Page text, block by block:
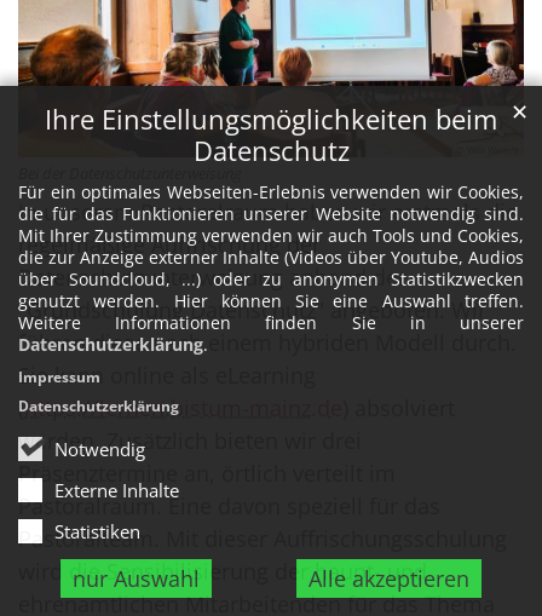
Ihre Einstellungsmöglichkeiten beim
Datenschutz
Für ein optimales Webseiten-Erlebnis verwenden wir Cookies,
die für das Funktionieren unserer Website notwendig sind.
Mit Ihrer Zustimmung verwenden wir auch Tools und Cookies,
die zur Anzeige externer Inhalte (Videos über Youtube, Audios
über Soundcloud, ...) oder zu anonymen Statistikzwecken
genutzt werden. Hier können Sie eine Auswahl treffen.
Weitere Informationen finden Sie in unserer
Datenschutzerklärung.
Notwendig
Externe Inhalte
Statistiken
nur Auswahl Alle akzeptieren
✕
Impressum
Datenschutzerklärung
In unserem Pastoralraum haben wir erstmals die
regelmäßige Auffrischung der
Datenschutzunterweisung anhand der
"Grundschulung Datenschutz" angeboten. Wir
führen diese nach einem hybriden Modell durch.
Sie kann online als eLearning
(https://lernen.bistum-mainz.de
werden. Zusätzlich bieten wir drei
Präsenztermine an, örtlich verteilt im
Pastoralraum. Eine davon speziell für das
Pastoralteam. Mit dieser Auffrischungsschulung
wird die Sensibilisierung der haupt- und
ehrenamtlichen Mitarbeitenden für das Thema